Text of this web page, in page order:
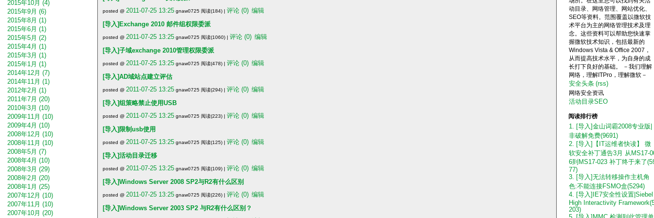
2015年10月 (4)
2015年9月 (6)
2015年8月 (1)
2015年6月 (1)
2015年5月 (2)
2015年4月 (1)
2015年3月 (1)
2015年1月 (1)
2014年12月 (7)
2014年11月 (1)
2012年2月 (1)
2011年7月 (20)
2010年3月 (10)
2009年11月 (10)
2009年4月 (10)
2008年12月 (10)
2008年11月 (10)
2008年5月 (7)
2008年4月 (10)
2008年3月 (29)
2008年2月 (20)
2008年1月 (25)
2007年12月 (10)
2007年11月 (10)
2007年10月 (20)
动目录、网络管理、网站优化、
SEO等资料。范围覆盖以微软技
术平台为主的网络管理技术及理
念。这些资料可以帮助您快速掌
握微软技术知识，包括最新的
Windows Vista & Office 2007，
从而提高技术水平，为自身的成
长打下良好的基础。 －我们理解
网络，理解ITPro，理解微软－
安全头条 (rss)
网络安全资讯
活动目录SEO
阅读排行榜
1. [导入]金山词霸2008专业版|
非破解免费(9691)
2. [导入]【IT运维者快读】 微
软安全补丁通告3月 从MS17-
6到MS17-023 补丁终于来了
77)
3. [导入]无法转移操作主机角
色:不能连接FSMO盒(5294)
4. [导入]IE7安全性设置|Siebel
High Interactivity
203)
posted @ 2011-07-25 13:25 gnaw0725 阅读(184) | 评论 (0) 编辑
[导入]Exchange 2010 邮件组权限委派
posted @ 2011-07-25 13:25 gnaw0725 阅读(1060) | 评论 (0) 编辑
[导入]子域exchange 2010管理权限委派
posted @ 2011-07-25 13:25 gnaw0725 阅读(478) | 评论 (0) 编辑
[导入]AD域站点建立评估
posted @ 2011-07-25 13:25 gnaw0725 阅读(294) | 评论 (0) 编辑
[导入]组策略禁止使用USB
posted @ 2011-07-25 13:25 gnaw0725 阅读(223) | 评论 (0) 编辑
[导入]限制usb使用
posted @ 2011-07-25 13:25 gnaw0725 阅读(125) | 评论 (0) 编辑
[导入]活动目录迁移
posted @ 2011-07-25 13:25 gnaw0725 阅读(109) | 评论 (0) 编辑
[导入]Windows Server 2008 SP2与R2有什么区别
posted @ 2011-07-25 13:25 gnaw0725 阅读(226) | 评论 (0) 编辑
[导入]Windows Server 2003 SP2 与R2有什么区别？